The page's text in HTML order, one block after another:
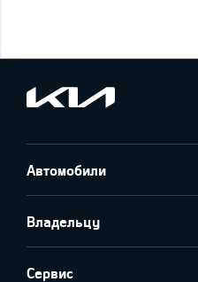
Автомобили
Владельцу
Сервис